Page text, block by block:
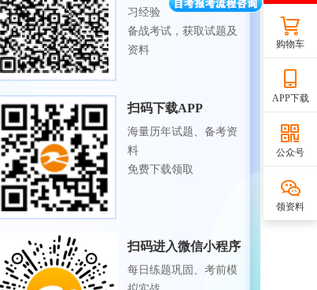
习经验
备战考试，获取试题及
资料
扫码下载APP
海量历年试题、备考资
料
免费下载领取
扫码进入微信小程序
每日练题巩固、考前模
购物车
APP下载
公众号
领资料